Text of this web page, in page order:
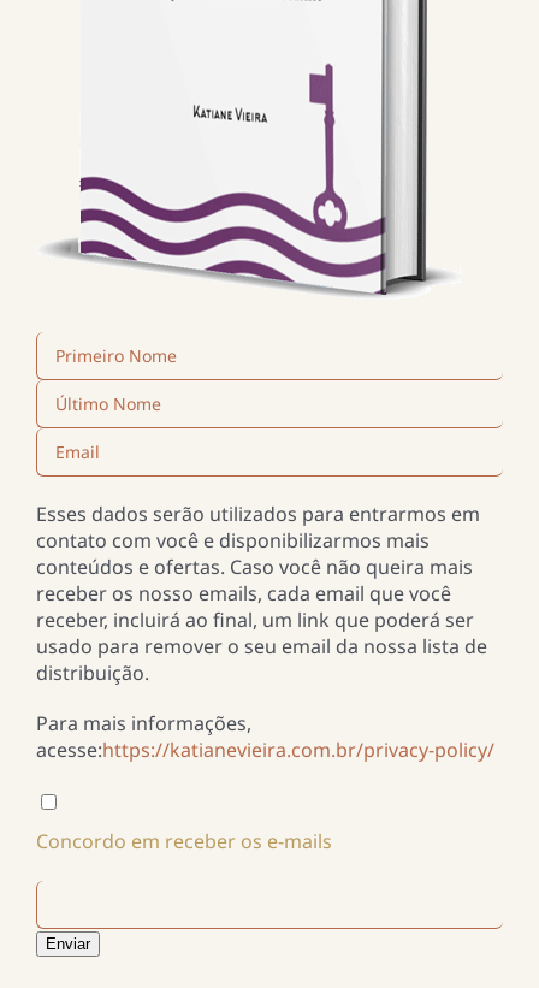
Esses dados serão utilizados para entrarmos em
contato com você e disponibilizarmos mais
conteúdos e ofertas. Caso você não queira mais
receber os nosso emails, cada email que você
receber, incluirá ao final, um link que poderá ser
usado para remover o seu email da nossa lista de
distribuição.
Para mais informações,
acesse:https://katianevieira.com.br/privacy-policy/
Concordo em receber os e-mails
Enviar